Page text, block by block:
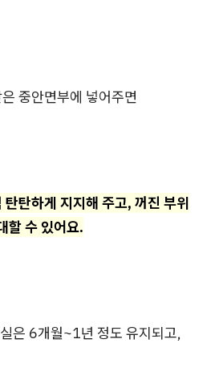
중안면부에 넣어주면
탄하게 지지해 주고, 꺼진 부위
할 수 있어요.
은 6개월~1년 정도 유지되고,